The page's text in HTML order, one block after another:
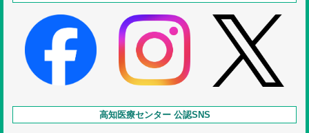
高知医療センター 公認SNS